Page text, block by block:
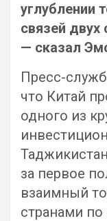
углублении
связей двух
— сказал
Пресс-
что Китай
одного из
за первое
взаимный
странами